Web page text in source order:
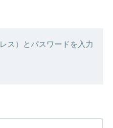
ス）とパスワードを入力